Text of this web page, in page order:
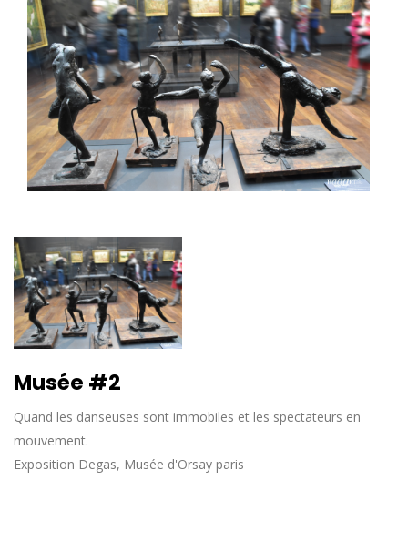
Musée #2
Quand les danseuses sont immobiles et les spectateurs en
mouvement.
Exposition Degas, Musée d'Orsay paris